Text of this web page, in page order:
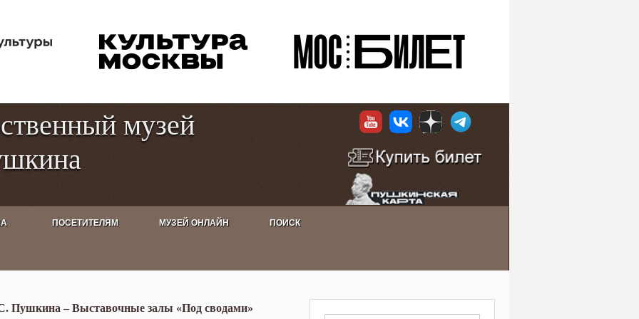
содержанию
contrast
музей
ПОСЕТИТЕЛЯМ МУЗЕЙ ОНЛАЙН ПОИСК
"Современник". Последний
Пушкина – Выставочные залы «Под сводами»